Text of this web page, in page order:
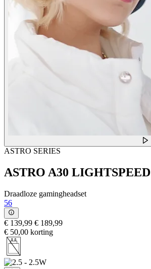
ASTRO SERIES
ASTRO A30 LIGHTSPEED
Draadloze gamingheadset
56
€ 139,99 € 189,99
€ 50,00 korting